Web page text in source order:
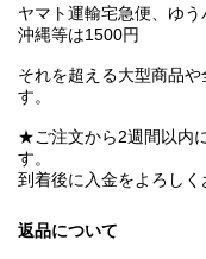
ヤマト運輸宅急便、ゆ
沖縄等は1500円
それを超える大型商品
す。
★ご注文から2週間以内
す。
到着後に入金をよろしく
返品について